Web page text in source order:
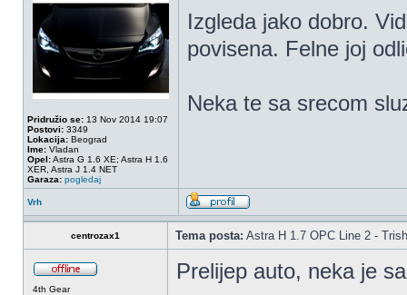
Pridružio se: 13 Nov 2014 19:07
Postovi: 3349
Lokacija: Beograd
Ime: Vladan
Opel:Astra G 1.6 XE; Astra H 1.6
XER, Astra J 1.4 NET
Garaza: pogledaj
Izgleda jako dobro.
povisena. Felne joj
Neka te sa srecom
Vrh
centrozax1 Tema posta: Astra H 1.7 OPC Line 2 -
4th Gear
Prelijep auto, neka je